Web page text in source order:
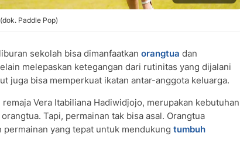
Paddle Pop)
sekolah bisa dimanfaatkan orangtua dan
melepaskan ketegangan dari rutinitas yang dijalani
juga bisa memperkuat ikatan antar-anggota keluarga.
Vera Itabiliana Hadiwidjojo, merupakan kebutuhan
Tapi, permainan tak bisa asal. Orangtua
yang tepat untuk mendukung tumbuh